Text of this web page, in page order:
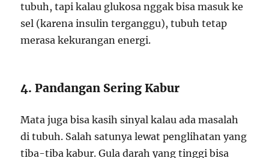
tubuh, tapi kalau glukosa nggak bisa masuk ke
sel (karena insulin terganggu), tubuh tetap
merasa kekurangan energi.
4. Pandangan Sering Kabur
Mata juga bisa kasih sinyal kalau ada masalah
di tubuh. Salah satunya lewat penglihatan yang
tiba-tiba kabur. Gula darah yang tinggi bisa